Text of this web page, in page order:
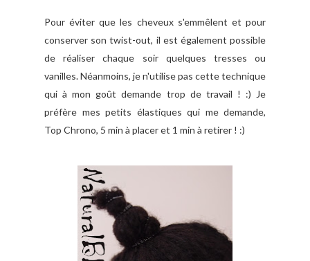
Pour éviter que les cheveux s'emmêlent et pour
conserver son twist-out, il est également possible
de réaliser chaque soir quelques tresses ou
vanilles. Néanmoins, je n'utilise pas cette technique
qui à mon goût demande trop de travail ! :) Je
préfère mes petits élastiques qui me demande,
Top Chrono, 5 min à placer et 1 min à retirer ! :)